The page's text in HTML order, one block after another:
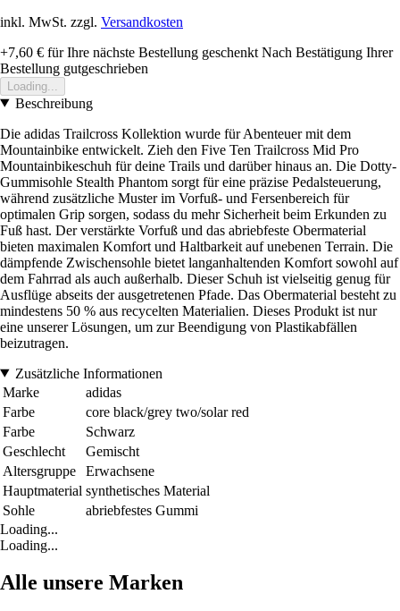
inkl. MwSt. zzgl. Versandkosten
+7,60 € für Ihre nächste Bestellung geschenkt Nach Bestätigung Ihrer
Bestellung gutgeschrieben
Loading...
Beschreibung
Die adidas Trailcross Kollektion wurde für Abenteuer mit dem
Mountainbike entwickelt. Zieh den Five Ten Trailcross Mid Pro
Mountainbikeschuh für deine Trails und darüber hinaus an. Die Dotty-
Gummisohle Stealth Phantom sorgt für eine präzise Pedalsteuerung,
während zusätzliche Muster im Vorfuß- und Fersenbereich für
optimalen Grip sorgen, sodass du mehr Sicherheit beim Erkunden zu
Fuß hast. Der verstärkte Vorfuß und das abriebfeste Obermaterial
bieten maximalen Komfort und Haltbarkeit auf unebenen Terrain. Die
dämpfende Zwischensohle bietet langanhaltenden Komfort sowohl auf
dem Fahrrad als auch außerhalb. Dieser Schuh ist vielseitig genug für
Ausflüge abseits der ausgetretenen Pfade. Das Obermaterial besteht zu
mindestens 50 % aus recycelten Materialien. Dieses Produkt ist nur
eine unserer Lösungen, um zur Beendigung von Plastikabfällen
beizutragen.
Zusätzliche Informationen
Marke
adidas
Farbe
core black/grey two/solar red
Farbe
Schwarz
Geschlecht
Gemischt
Altersgruppe
Erwachsene
Hauptmaterial synthetisches Material
Sohle
abriebfestes Gummi
Loading...
Loading...
Alle unsere Marken